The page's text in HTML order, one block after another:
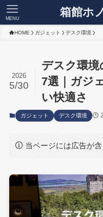
箱館ホ
MENU
HOME ガジェット デスク環境
デスク環
7選｜ガジ
い快適さ
2026
5/30
ガジェット デスク環境
当ページには広告が含